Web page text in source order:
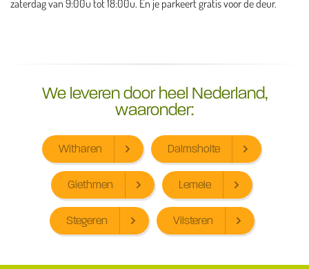
zaterdag van 9:00u tot 18:00u. En je parkeert gratis voor de deur.
We leveren door heel Nederland,
waaronder:
Witharen Dalmsholte
Giethmen Lemele
Stegeren Vilsteren